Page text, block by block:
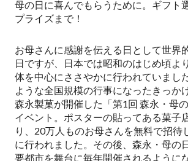
母の日に喜んでもらうために。ギフト
プライズまで！
お母さんに感謝を伝える日として世界
日ですが、日本では昭和のはじめ頃よ
体を中心にささやかに行われていまし
ような全国規模の行事になったきっか
森永製菓が開催した「第1回 森永・母
イベント。ポスターの貼ってある菓子
り、20万人ものお母さんを無料で招待
に行われました。その後、森永・母の
要都市を舞台に毎年開催されるように